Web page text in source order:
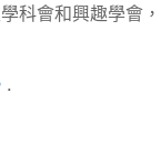
科會和興趣學會，
.